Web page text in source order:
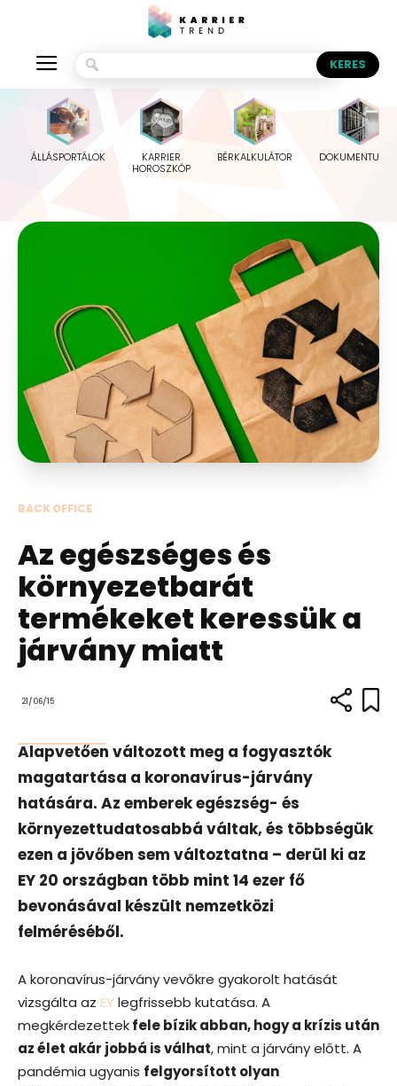
ÁLLÁSPORTÁLOK
KARRIER
HOROSZKÓP
BÉRKALKULÁTOR
BACK OFFICE
Az egészséges és
környezetbarát
termékeket keressük a
járvány miatt
21/06/15
Alapvetően változott meg a fogyasztók
magatartása a koronavírus-járvány
hatására. Az emberek egészség- és
környezettudatosabbá váltak, és többségük
ezen a jövőben sem változtatna – derül ki az
EY 20 országban több mint 14 ezer fő
bevonásával készült nemzetközi
felméréséből.
A koronavírus-járvány vevőkre gyakorolt hatását
vizsgálta az EY legfrissebb kutatása. A
megkérdezettekfele bízik abban, hogy a krízis után
az élet akár jobbá is válhat, mint a járvány előtt. A
pandémia ugyanis felgyorsított olyan